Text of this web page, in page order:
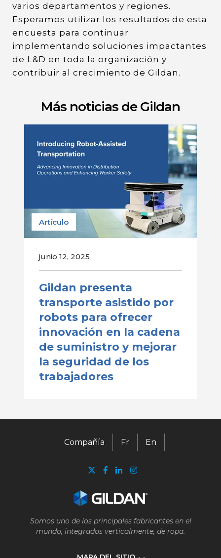
varios departamentos y regiones.
Esperamos utilizar los resultados de esta
encuesta para continuar
implementando soluciones impactantes
de L&D en toda la organización y
contribuir al crecimiento de Gildan.
Más noticias de Gildan
Artículo
junio 12, 2025
Gildan presenta
transporte asistido por
robots para ofrecer
innovación en la cadena
de suministro y mejorar
la seguridad de los
trabajadores
Somos uno de los principales fabricantes en el
mundo, integrados verticalmente, de ropa.
Compañía Fr En